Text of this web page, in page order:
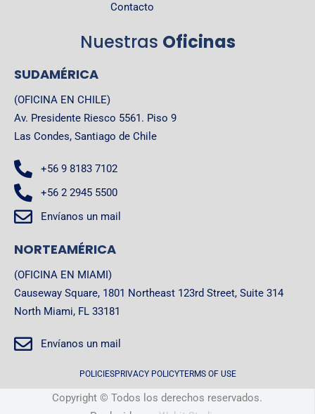
Contacto
Nuestras Oficinas
SUDAMÉRICA
(OFICINA EN CHILE)
Av. Presidente Riesco 5561. Piso 9
Las Condes, Santiago de Chile
+56 9 8183 7102
+56 2 2945 5500
Envíanos un mail
NORTEAMÉRICA
(OFICINA EN MIAMI)
Causeway Square, 1801 Northeast 123rd Street, Suite 314
North Miami, FL 33181
Envíanos un mail
POLICIESPRIVACY POLICYTERMS OF USE
Copyright © Todos los derechos reservados.